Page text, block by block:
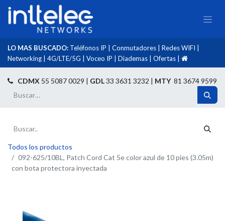
LO MAS BUSCADO: Teléfonos IP Conmutadores Redes WIFI
Networking
4G/LTE/5G Voceo IP Diademas Ofertas
CDMX 55 5087 0029 | GDL33 3631 3232 | MTY81 3674 9599
Todos los productos
092-625/10BL, Patch Cord Cat 5e color azul de 10 pies (3.05m)
con bota protectora inyectada